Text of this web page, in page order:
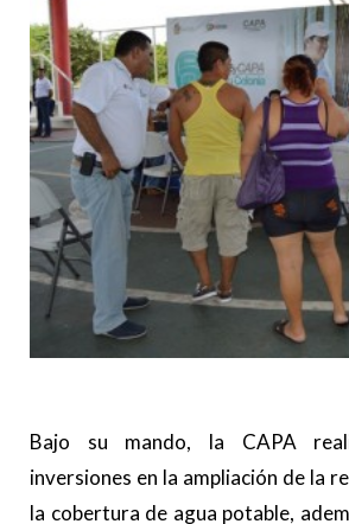
Bajo su mando, la CAPA
inversiones en la ampliación de la
la cobertura de agua potable,